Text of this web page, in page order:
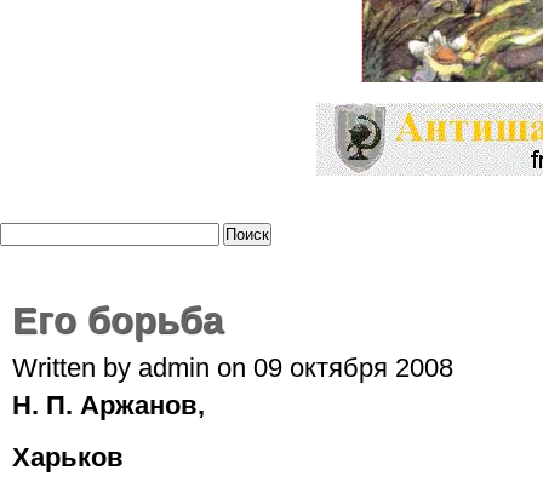
Его борьба
Written by admin on 09 октября 2008
Н. П. Аржанов,
Харьков